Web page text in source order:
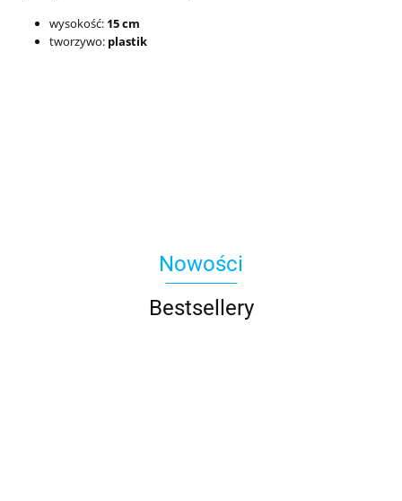
wysokość: 15 cm
tworzywo: plastik
Nowości
Bestsellery